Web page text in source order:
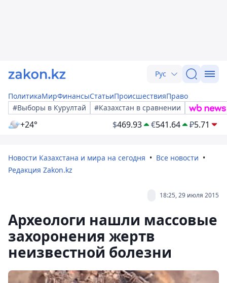
Рус
ПолитикаМирФинансыСтатьиПроисшествияПраво
#Выборы в Курултай
#Казахстан в сравнении
+24° $469.93 €541.64 ₽5.71
Новости Казахстана и мира на сегодня
Все новости
Редакция Zakon.kz
18:25, 29 июля 2015
Археологи нашли массовые
захоронения жертв
неизвестной болезни